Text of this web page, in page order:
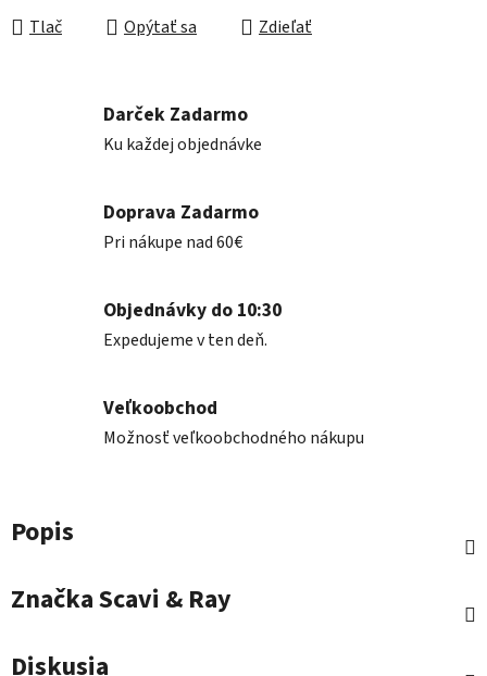
Tlač
Opýtať sa Zdieľať
Darček Zadarmo
Ku každej objednávke
Doprava Zadarmo
Pri nákupe nad 60€
Objednávky do 10:30
Expedujeme v ten deň.
Veľkoobchod
Možnosť veľkoobchodného nákupu
Popis
ZnačkaScavi & Ray
Diskusia